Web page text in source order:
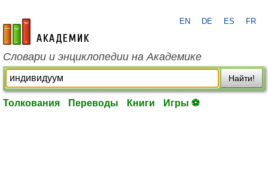
academic.ru
EN DE ES FR
Словари и энциклопедии на Академике
Найти!
Толкования Переводы Книги Игры ⚽